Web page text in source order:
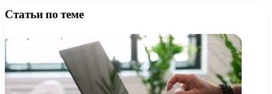
Статьи по теме